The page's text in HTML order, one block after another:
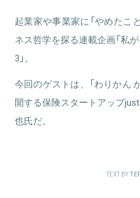
等のサービスを保険会社向けに
業。 プログラミング: Python /
リー会正会員。米国アクチュア
ト。フィンテック協会理事。
関連情報をみる
起業家や事業家に「やめたこ
ネス哲学を探る連載企画「私
3」。
今回のゲストは、「わりかん
開する保険スタートアップ
也氏だ。
TEXT BY